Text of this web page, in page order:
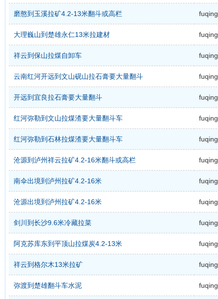
磨憨到玉溪拉矿4.2-13米翻斗或高栏 fuqing
大理巍山到楚雄永仁13米拉建材 fuqing
祥云到保山拉煤自卸车 fuqing
云南红河开远到文山砚山拉石膏要大量翻斗 fuqing
开远到宜良拉石膏要大量翻斗 fuqing
红河弥勒到文山拉煤渣要大量翻斗车 fuqing
红河弥勒到石林拉煤渣要大量翻斗车 fuqing
沧源到泸州祥云拉矿4.2-16米翻斗或高栏 fuqing
南伞出境到泸州拉矿4.2-16米 fuqing
沧源出境到泸州拉矿4.2-16米 fuqing
剑川到长沙9.6米冷藏拉菜 fuqing
阿克苏库东到平顶山拉煤炭4.2-13米 fuqing
祥云到格尔木13米拉矿 fuqing
弥渡到楚雄翻斗车水泥 fuqing